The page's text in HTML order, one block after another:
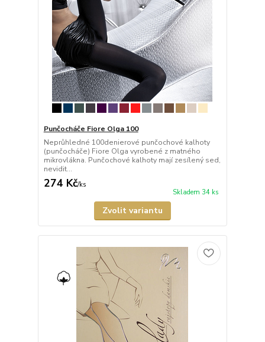
Punčocháče Fiore Olga 100
Neprůhledné 100denierové punčochové kalhoty
(punčocháče) Fiore Olga vyrobené z matného
mikrovlákna. Punčochové kalhoty mají zesílený sed,
nevidit...
274 Kč/ks
Skladem 34 ks
Zvolit variantu